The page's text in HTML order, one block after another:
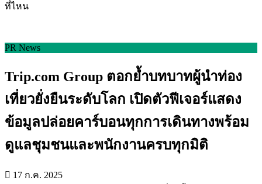
ที่ไหน
PR News
Trip.com Group ตอกย้ำบทบาทผู้นำท่อง
เที่ยวยั่งยืนระดับโลก เปิดตัวฟีเจอร์แสดง
ข้อมูลปล่อยคาร์บอนทุกการเดินทางพร้อม
ดูแลชุมชนและพนักงานครบทุกมิติ
17 ก.ค. 2025